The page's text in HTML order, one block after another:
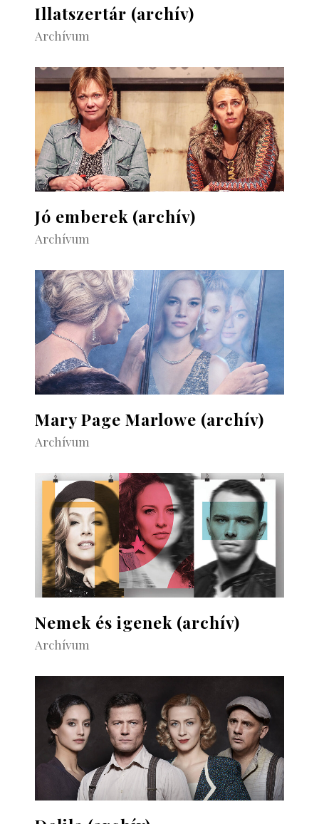
Illatszertár (archív)
Archívum
Jó emberek (archív)
Archívum
Mary Page Marlowe (archív)
Archívum
Nemek és igenek (archív)
Archívum